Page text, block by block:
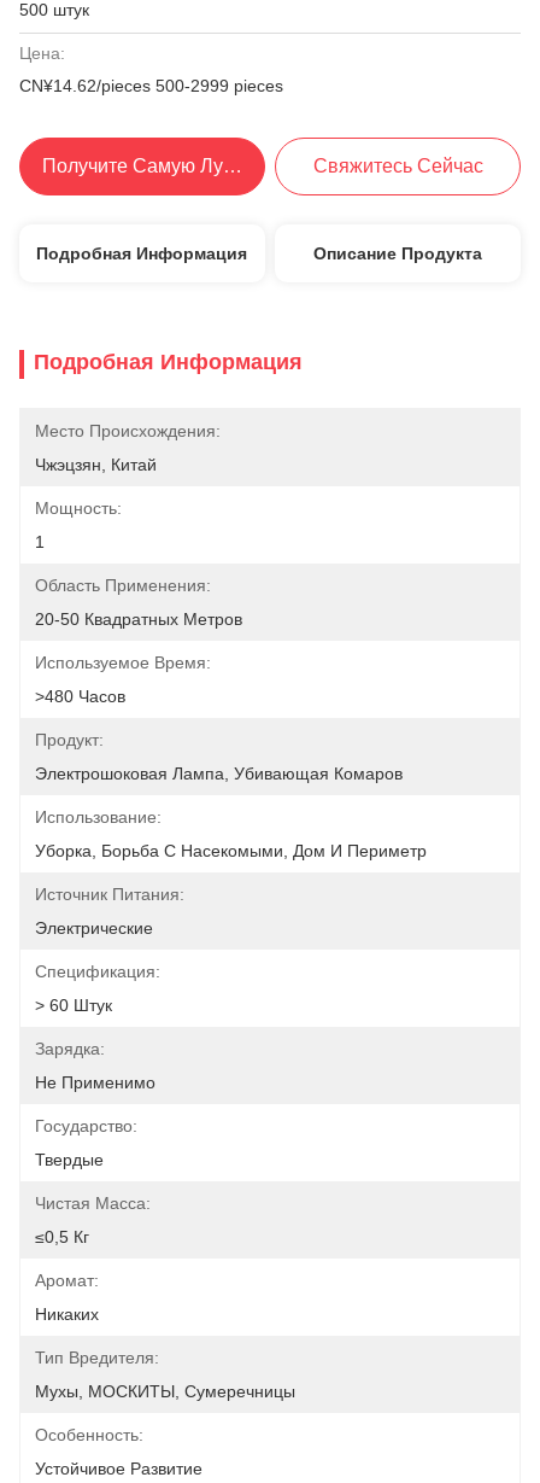
500 штук
Цена:
CN¥14.62/pieces 500-2999 pieces
Получите Самую Лучшую ЦенуСвяжитесь Сейчас
Подробная Информация Описание Продукта
Подробная Информация
Место Происхождения:
Чжэцзян, Китай
Мощность:
1
Область Применения:
20-50 Квадратных Метров
Используемое Время:
>480 Часов
Продукт:
Электрошоковая Лампа, Убивающая Комаров
Использование:
Уборка, Борьба С Насекомыми, Дом И Периметр
Источник Питания:
Электрические
Спецификация:
> 60 Штук
Зарядка:
Не Применимо
Государство:
Твердые
Чистая Масса:
≤0,5 Кг
Аромат:
Никаких
Тип Вредителя:
Мухы, МОСКИТЫ, Сумеречницы
Особенность:
Устойчивое Развитие